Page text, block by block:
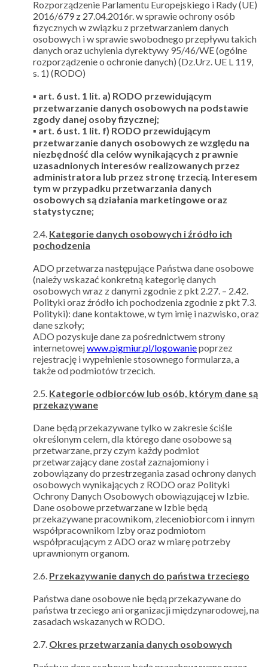
Rozporządzenie Parlamentu Europejskiego i Rady (UE)
2016/679 z 27.04.2016r. w sprawie ochrony osób
fizycznych w związku z przetwarzaniem danych
osobowych i w sprawie swobodnego przepływu takich
danych oraz uchylenia dyrektywy 95/46/WE (ogólne
rozporządzenie o ochronie danych) (Dz.Urz. UE L 119,
s. 1) (RODO)
▪ art. 6 ust. 1 lit. a) RODO przewidującym
przetwarzanie danych osobowych na podstawie
zgody danej osoby fizycznej;
▪ art. 6 ust. 1 lit. f) RODO przewidującym
przetwarzanie danych osobowych ze względu na
niezbędność dla celów wynikających z prawnie
uzasadnionych interesów realizowanych przez
administratora lub przez stronę trzecią. Interesem
tym w przypadku przetwarzania danych
osobowych są działania marketingowe oraz
statystyczne;
2.4. Kategorie danych osobowych i źródło ich
pochodzenia
ADO przetwarza następujące Państwa dane osobowe
(należy wskazać konkretną kategorię danych
osobowych wraz z danymi zgodnie z pkt 2.27. – 2.42.
Polityki oraz źródło ich pochodzenia zgodnie z pkt 7.3.
Polityki): dane kontaktowe, w tym imię i nazwisko, oraz
dane szkoły;
ADO pozyskuje dane za pośrednictwem strony
internetowejwww.pigmiur.pl/logowaniepoprzez
rejestrację i wypełnienie stosownego formularza, a
także od podmiotów trzecich.
2.5. Kategorie odbiorców lub osób, którym dane są
przekazywane
Dane będą przekazywane tylko w zakresie ściśle
określonym celem, dla którego dane osobowe są
przetwarzane, przy czym każdy podmiot
przetwarzający dane został zaznajomiony i
zobowiązany do przestrzegania zasad ochrony danych
osobowych wynikających z RODO oraz Polityki
Ochrony Danych Osobowych obowiązującej w Izbie.
Dane osobowe przetwarzane w Izbie będą
przekazywane pracownikom, zleceniobiorcom i innym
współpracownikom Izby oraz podmiotom
współpracującym z ADO oraz w miarę potrzeby
uprawnionym organom.
2.6. Przekazywanie danych do państwa trzeciego
Państwa dane osobowe nie będą przekazywane do
państwa trzeciego ani organizacji międzynarodowej, na
zasadach wskazanych w RODO.
2.7. Okres przetwarzania danych osobowych